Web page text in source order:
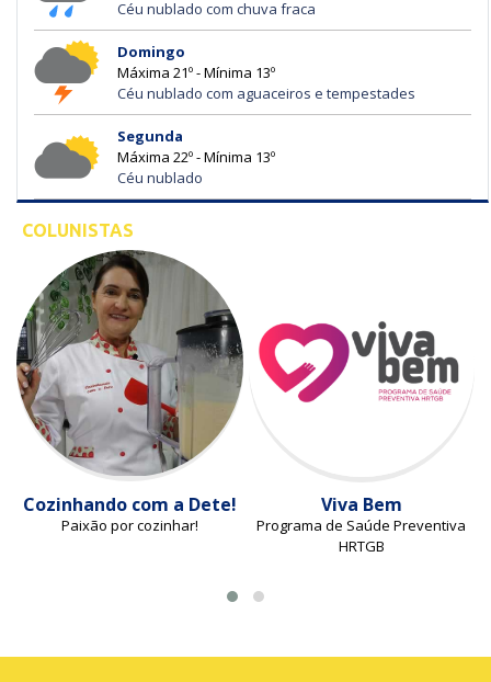
Céu nublado com chuva fraca
Domingo
Máxima 21º - Mínima 13º
Céu nublado com aguaceiros e tempestades
Segunda
Máxima 22º - Mínima 13º
Céu nublado
COLUNISTAS
Cozinhando com a Dete!
Paixão por cozinhar!
Viva Bem
Programa de Saúde Preventiva
HRTGB